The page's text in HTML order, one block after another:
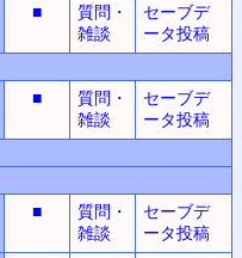
■
質問・
雑談
セーブデ
ータ投稿
■
質問・
雑談
セーブデ
ータ投稿
■
質問・
雑談
セーブデ
ータ投稿